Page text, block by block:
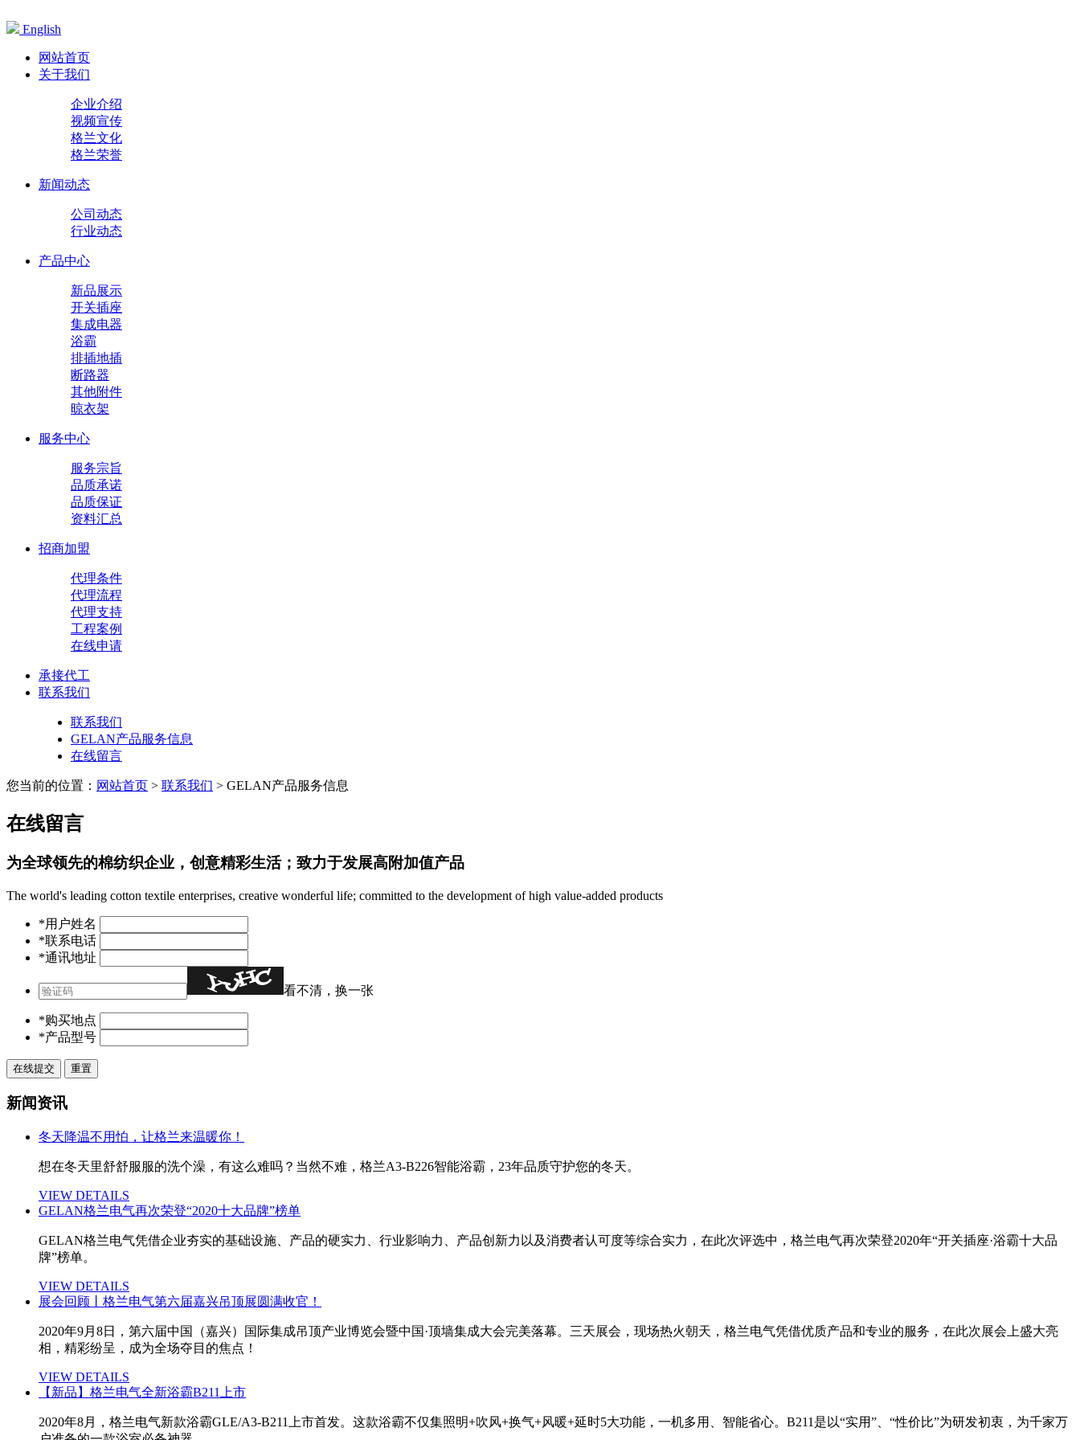
English
网站首页
关于我们
企业介绍
视频宣传
格兰文化
格兰荣誉
新闻动态
公司动态
行业动态
产品中心
新品展示
开关插座
集成电器
浴霸
排插地插
断路器
其他附件
晾衣架
服务中心
服务宗旨
品质承诺
品质保证
资料汇总
招商加盟
代理条件
代理流程
代理支持
工程案例
在线申请
承接代工
联系我们
联系我们
GELAN产品服务信息
在线留言
您当前的位置： 网站首页 > 联系我们 > GELAN产品服务信息
在线留言
为全球领先的棉纺织企业，创意精彩生活；致力于发展高附加值产品
The world's leading cotton textile enterprises, creative wonderful life; committed to the development of high value-added products
*用户姓名
*联系电话
*通讯地址
看不清，换一张
*购买地点
*产品型号
新闻资讯
冬天降温不用怕，让格兰来温暖你！
想在冬天里舒舒服服的洗个澡，有这么难吗？当然不难，格兰A3-B226智能浴霸，23年品质守护您的冬天。
VIEW DETAILS
GELAN格兰电气再次荣登“2020十大品牌”榜单
GELAN格兰电气凭借企业夯实的基础设施、产品的硬实力、行业影响力、产品创新力以及消费者认可度等综合实力，在此次评选中，格兰电气再次荣登2020年“开关插座·浴霸十大品
牌”榜单。
VIEW DETAILS
展会回顾丨格兰电气第六届嘉兴吊顶展圆满收官！
2020年9月8日，第六届中国（嘉兴）国际集成吊顶产业博览会暨中国·顶墙集成大会完美落幕。三天展会，现场热火朝天，格兰电气凭借优质产品和专业的服务，在此次展会上盛大亮
相，精彩纷呈，成为全场夺目的焦点！​
VIEW DETAILS
【新品】格兰电气全新浴霸B211上市
2020年8月，格兰电气新款浴霸GLE/A3-B211上市首发。这款浴霸不仅集照明+吹风+换气+风暖+延时5大功能，一机多用、智能省心。B211是以“实用”、“性价比”为研发初衷，为千家万